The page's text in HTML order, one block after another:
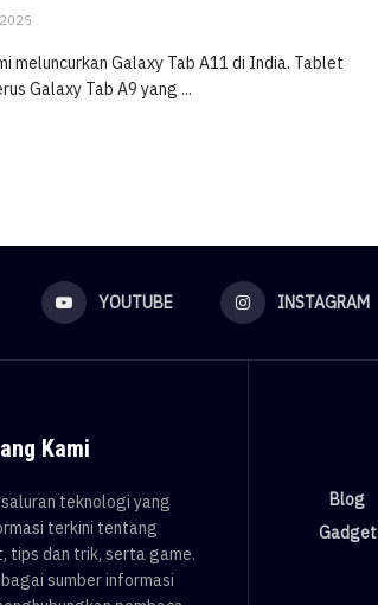
meluncurkan Galaxy Tab A11 di India. Tablet
Galaxy Tab A9 yang ...
YOUTUBE INSTAGRAM
Kami
teknologi yang
terkini tentang
tips dan trik, serta game.
sumber informasi
Blog
Gadget